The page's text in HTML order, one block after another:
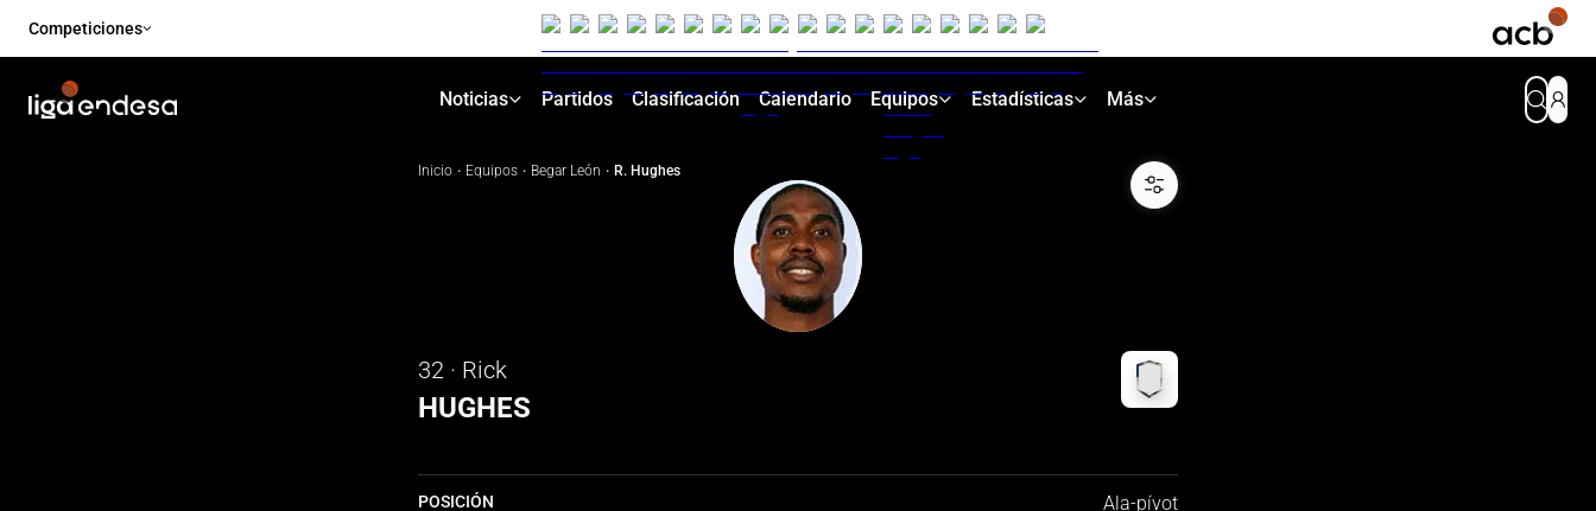
Competiciones
Noticias Partidos Clasificación Calendario Equipos Estadísticas Más
Inicio · Equipos · Begar León · R. Hughes
32 · Rick
HUGHES
POSICIÓN Ala-pívot